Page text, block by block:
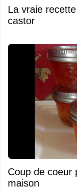
La vraie
castor
Coup de coeur
maison